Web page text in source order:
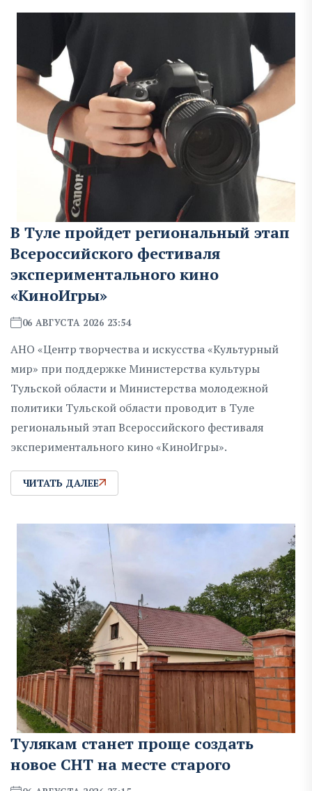
В Туле пройдет региональный этап
Всероссийского фестиваля
экспериментального кино
«КиноИгры»
06 АВГУСТА 2026 23:54
АНО «Центр творчества и искусства «Культурный
мир» при поддержке Министерства культуры
Тульской области и Министерства молодежной
политики Тульской области проводит в Туле
региональный этап Всероссийского фестиваля
экспериментального кино «КиноИгры».
ЧИТАТЬ ДАЛЕЕ
Тулякам станет проще создать
новое СНТ на месте старого